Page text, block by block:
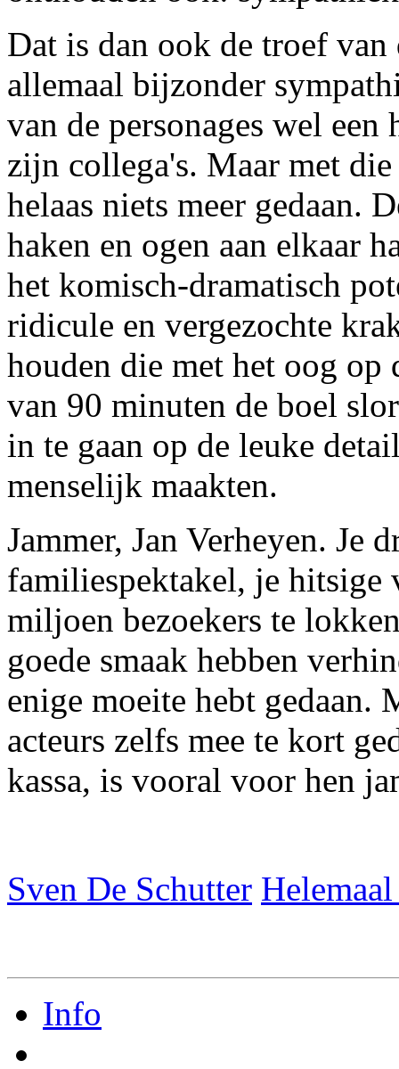
Dat is dan ook de troef
allemaal bijzonder
van de personages wel
zijn collega's. Maar met
helaas niets meer gedaan.
haken en ogen aan elkaar
het komisch-dramatisch
ridicule en vergezochte
houden die met het oog
van 90 minuten de boel
in te gaan op de leuke
menselijk maakten.
Jammer, Jan Verheyen. Je
familiespektakel, je hitsige
miljoen bezoekers te
goede smaak hebben
enige moeite hebt gedaan.
acteurs zelfs mee te kort
kassa, is vooral voor hen
Sven De Schutter
Info